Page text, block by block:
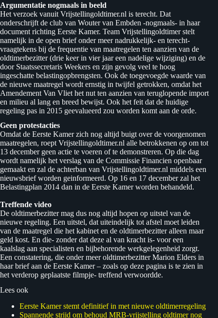
Argumentatie nogmaals in beeld
Het verzoek vanuit Vrijstellingoldtimer.nl is terecht. Dat
onderschrijft de club van Wouter van Embden -nogmaals- in haar
document richting Eerste Kamer. Team Vrijstellingoldtimer stelt
namelijk in de open brief onder meer nadrukkelijk- en terecht-
vraagtekens bij de frequentie van maatregelen ten aanzien van de
oldtimerbezitter (drie keer in vier jaar een nadelige wijziging) en de
door Staatssecretaris Weekers en zijn gevolg veel te hoog
ingeschatte belastingopbrengsten. Ook de toegevoegde waarde van
de nieuwe maatregel wordt ernstig in twijfel getrokken, omdat het
Amendement Van Vliet het nut ten aanzien van teruglopende import
en milieu al lang en breed bewijst. Ook het feit dat de huidige
regeling pas in 2015 geevalueerd zou worden komt aan de orde.
Geen protestacties
Omdat de Eerste Kamer zich nog altijd buigt over de voorgenomen
maatregelen, roept Vrijstellingoldtimer.nl alle betrokkenen op om tot
13 december geen actie te voeren of te demonstreren. Op die dag
wordt namelijk het verslag van de Commissie Financien openbaar
gemaakt en zal de achterban van Vrijstellingoldtimer.nl middels een
nieuwsbrief worden geinformeerd. Op 16 en 17 december zal het
Belastingplan 2014 dan in de Eerste Kamer worden behandeld.
Treffende video
De oldtimerbezitter mag dus nog altijd hopen op uitstel van de
nieuwe regeling. Een uitstel, dat uiteindelijk tot afstel moet leiden
van de maatregel die het kabinet en de oldtimerbezitter alleen maar
geld kost. En die- zonder dat deze al van kracht is- voor een
kaalslag aan specialisten en bijbehorende werkgelegenheid zorgt.
Een constatering, die onder meer oldtimerbezitter Marion Elders in
haar brief aan de Eerste Kamer – zoals op deze pagina is te zien in
het verderop geplaatste filmpje- treffend verwoordde.
Lees ook
Eerste Kamer stemt definitief in met nieuwe oldtimerregeling
Spannende strijd om behoud MRB-vrijstelling oldtimer nog